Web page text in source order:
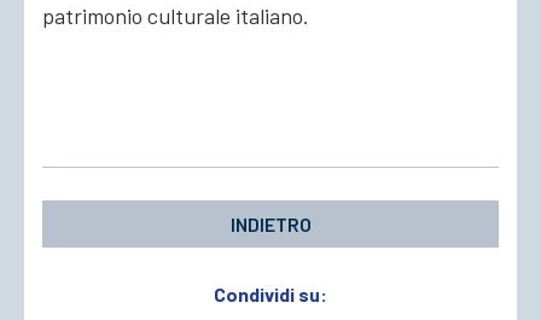
patrimonio culturale italiano.
INDIETRO
Condividi su: